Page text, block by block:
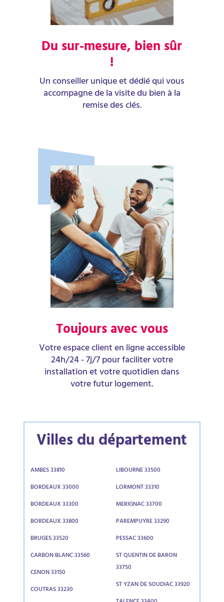
Du sur-mesure, bien sûr
!
Un conseiller unique et dédié qui vous
accompagne de la visite du bien à la
remise des clés.
Toujours avec vous
Votre espace client en ligne accessible
24h/24 - 7j/7 pour faciliter votre
installation et votre quotidien dans
votre futur logement.
Villes du département
AMBES 33810
BORDEAUX 33000
BORDEAUX 33300
BORDEAUX 33800
BRUGES 33520
CARBON BLANC 33560
CENON 33150
COUTRAS 33230
LIBOURNE 33500
LORMONT 33310
MERIGNAC 33700
PAREMPUYRE 33290
PESSAC 33600
ST QUENTIN DE BARON
33750
ST YZAN DE SOUDIAC 33920